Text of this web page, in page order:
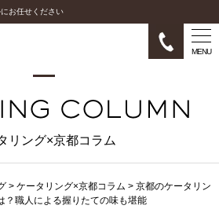
お任せください
MENU
リング×京都コラム
> ケータリング×京都コラム > 京都のケータリン
？職人による握りたての味も堪能